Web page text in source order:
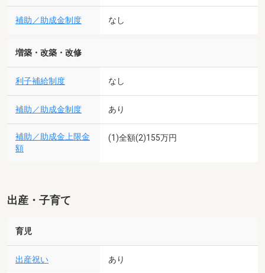
補助／助成金制度 なし
増築・改築・改修
利子補給制度 なし
補助／助成金制度 あり
補助／助成金上限金
額
(1)全額(2)155万円
出産・子育て
育児
出産祝い あり